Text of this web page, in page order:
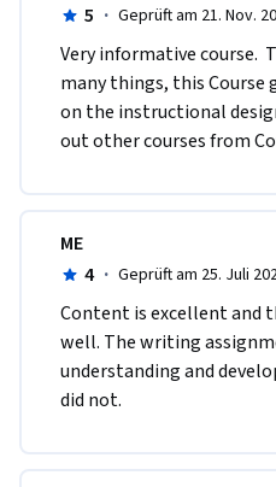
5 · Geprüft am 21. Nov.
Very informative course.
many things, this Course
on the instructional
out other courses from
ME
4 · Geprüft am 25. Juli
Content is excellent and
well. The writing
understanding and
did not.